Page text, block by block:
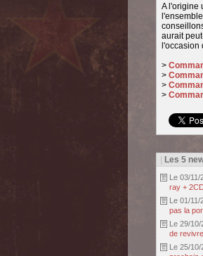
A l'origine
aurait
l'occasion
>
>
>
>
| Les 5
Le 03/11/
ray +
Le 01/11/
pas la
Le 29/10/
de
Le 25/10/